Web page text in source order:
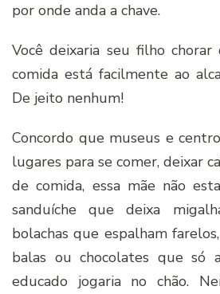
por onde anda a chave.
Você deixaria seu filho
comida está facilmente ao
De jeito nenhum!
Concordo que museus e
lugares para se comer, deixar
de comida, essa mãe não
sanduíche que deixa
bolachas que espalham
balas ou chocolates que só
educado jogaria no chão.